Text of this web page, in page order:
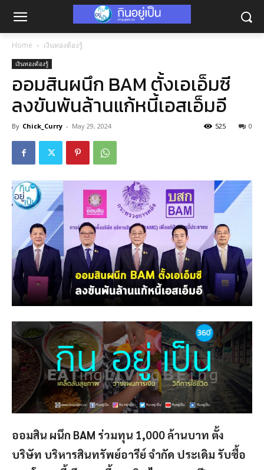
Home เงินทองต้องรู้
เงินทองต้องรู้
ออมสินผนึก BAM ตั้งเอเอ็มซี
ลงขันพันล้านแก้หนี้เอสเอ็มอี
By Chick_Curry - May 29, 2024 0
525
ออมสิน ผนึก BAM ร่วมทุน 1,000 ล้านบาท ตั้ง
บริษัท บริหารสินทรัพย์อารีย์ จำกัด ประเดิม รับซื้อ